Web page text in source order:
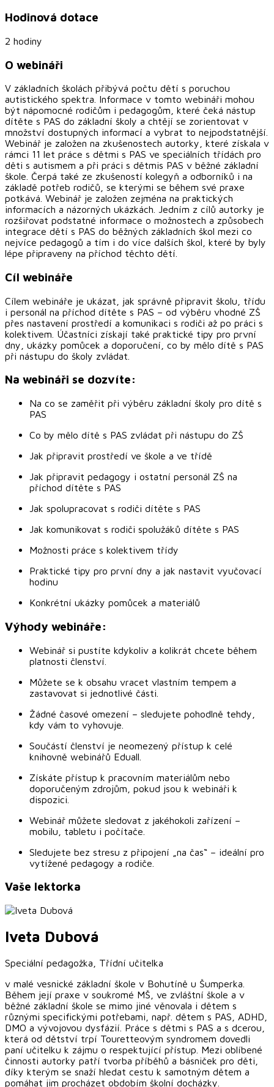
Hodinová dotace
2 hodiny
O webináři
V základních školách přibývá počtu dětí s poruchou
autistického spektra. Informace v tomto webináři mohou
být nápomocné rodičům i pedagogům, které čeká nástup
dítěte s PAS do základní školy a chtějí se zorientovat v
množství dostupných informací a vybrat to nejpodstatnější.
Webinář je založen na zkušenostech autorky, které získala v
rámci 11 let práce s dětmi s PAS ve speciálních třídách pro
děti s autismem a při práci s dětmis PAS v běžné základní
škole. Čerpá také ze zkušeností kolegyň a odborníků i na
základě potřeb rodičů, se kterými se během své praxe
potkává. Webinář je založen zejména na praktických
informacích a názorných ukázkách. Jedním z cílů autorky je
rozšiřovat podstatné informace o možnostech a způsobech
integrace dětí s PAS do běžných základních škol mezi co
nejvíce pedagogů a tím i do více dalších škol, které by byly
lépe připraveny na příchod těchto dětí.
Cíl webináře
Cílem webináře je ukázat, jak správně připravit školu, třídu
i personál na příchod dítěte s PAS – od výběru vhodné ZŠ
přes nastavení prostředí a komunikaci s rodiči až po práci s
kolektivem. Účastníci získají také praktické tipy pro první
dny, ukázky pomůcek a doporučení, co by mělo dítě s PAS
při nástupu do školy zvládat.
Na webináři se dozvíte:
Na co se zaměřit při výběru základní školy pro dítě s
PAS
Co by mělo dítě s PAS zvládat při nástupu do ZŠ
Jak připravit prostředí ve škole a ve třídě
Jak připravit pedagogy i ostatní personál ZŠ na
příchod dítěte s PAS
Jak spolupracovat s rodiči dítěte s PAS
Jak komunikovat s rodiči spolužáků dítěte s PAS
Možnosti práce s kolektivem třídy
Praktické tipy pro první dny a jak nastavit vyučovací
hodinu
Konkrétní ukázky pomůcek a materiálů
Výhody webináře:
Webinář si pustíte kdykoliv a kolikrát chcete během
platnosti členství.
Můžete se k obsahu vracet vlastním tempem a
zastavovat si jednotlivé části.
Žádné časové omezení – sledujete pohodlně tehdy,
kdy vám to vyhovuje.
Součástí členství je neomezený přístup k celé
knihovně webinářů Eduall.
Získáte přístup k pracovním materiálům nebo
doporučeným zdrojům, pokud jsou k webináři k
dispozici.
Webinář můžete sledovat z jakéhokoli zařízení –
mobilu, tabletu i počítače.
Sledujete bez stresu z připojení „na čas“ – ideální pro
vytížené pedagogy a rodiče.
Vaše lektorka
Iveta Dubová
Speciální pedagožka, Třídní učitelka
v malé vesnické základní škole v Bohutíně u Šumperka.
Během její praxe v soukromé MŠ, ve zvláštní škole a v
běžné základní škole se mimo jiné věnovala i dětem s
různými specifickými potřebami, např. dětem s PAS, ADHD,
DMO a vývojovou dysfázií. Práce s dětmi s PAS a s dcerou,
která od dětství trpí Touretteovým syndromem dovedli
paní učitelku k zájmu o respektující přístup. Mezi oblíbené
činnosti autorky patří tvorba příběhů a básniček pro děti,
díky kterým se snaží hledat cestu k samotným dětem a
pomáhat jim procházet obdobím školní docházky.